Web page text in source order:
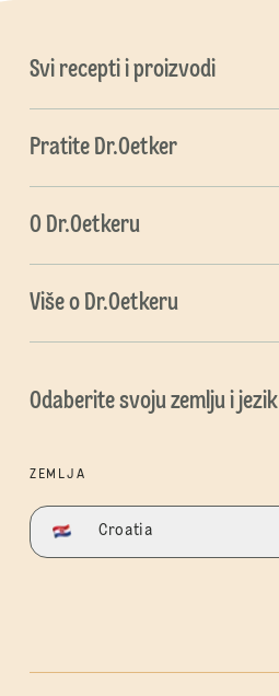
Svi recepti i proizvodi
Pratite Dr.Oetker
O Dr.Oetkeru
Više o Dr.Oetkeru
Odaberite svoju zemlju i jezik
ZEMLJA
Croatia